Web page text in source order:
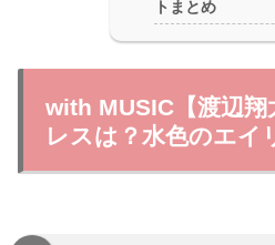
トまとめ
with MUSIC【渡辺翔
レスは？水色のエイ